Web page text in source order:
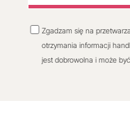
Zgadzam się na
otrzymania informacji
jest dobrowolna i może